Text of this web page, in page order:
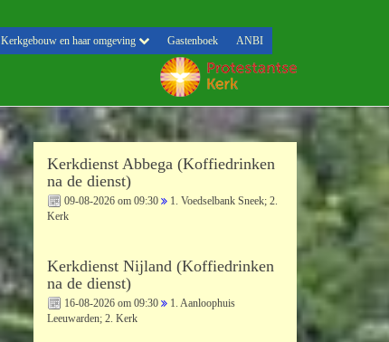
Kerkgebouw en haar omgeving Gastenboek ANBI
Kerkdienst Abbega (Koffiedrinken
na de dienst)
09-08-2026 om 09:30
1. Voedselbank Sneek; 2.
Kerk
Kerkdienst Nijland (Koffiedrinken
na de dienst)
16-08-2026 om 09:30
1. Aanloophuis
Leeuwarden; 2. Kerk